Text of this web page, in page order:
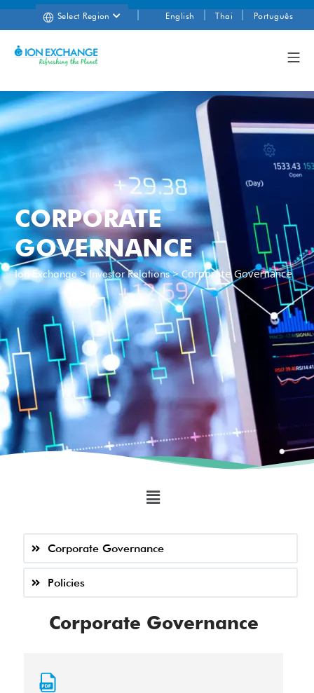
Select Region English Thai Português
CORPORATE
GOVERNANCE
Ion Exchange>Investor Relations>Corporate Governance
Corporate Governance
Policies
Corporate Governance